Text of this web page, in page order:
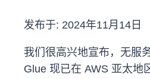
发布于: 2024年11月14日
我们很高兴地宣布，无服
Glue 现已在 AWS 亚太地